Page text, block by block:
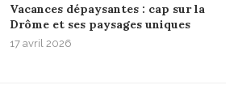
Vacances dépaysantes : cap sur la
Drôme et ses paysages uniques
17 avril 2026